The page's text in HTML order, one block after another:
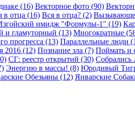
(16) Векторное фото (90)
в отца (16) Вся в отца? (2) Вызывающе
имидж "Формулы-1" (19)
и гламуторный (13) Многократные
прогресса (13) Параллельные люди
2016 (12) Познание зла (7) Поймать и
СГ: реестр открытий (30) Собрались
Энергию в массы! (8) Юродивый
Обезьяны (12) Январские